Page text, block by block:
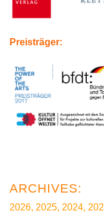
Preisträger:
2026 2025 2024